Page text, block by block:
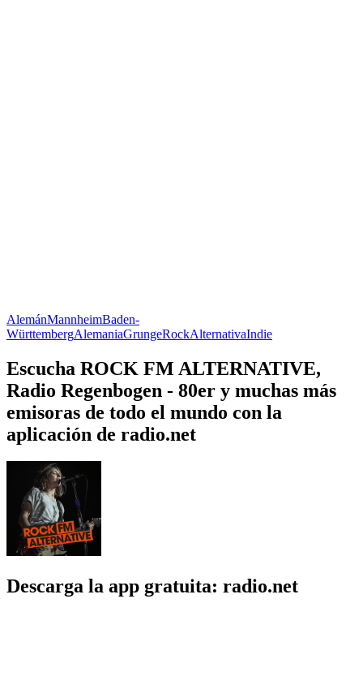
AlemánMannheimBaden-
WürttembergAlemaniaGrungeRockAlternativaIndie
Escucha ROCK FM ALTERNATIVE,
Radio Regenbogen - 80er y muchas más
emisoras de todo el mundo con la
aplicación de radio.net
Descarga la app gratuita: radio.net